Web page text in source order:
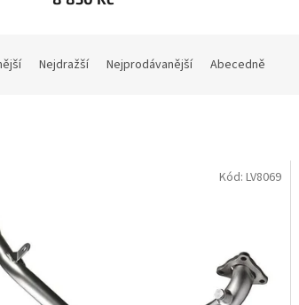
Nejdražší Nejprodávanější Abecedně
Kód:LV8069